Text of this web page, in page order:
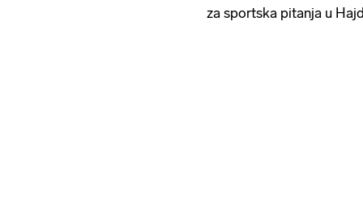
za sportska pitanja u